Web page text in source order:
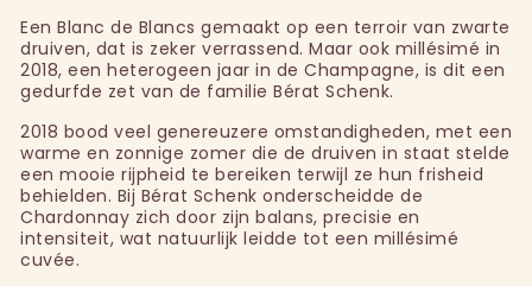
Een Blanc de Blancs gemaakt op een terroir van zwarte
druiven, dat is zeker verrassend. Maar ook millésimé in
2018, een heterogeen jaar in de Champagne, is dit een
gedurfde zet van de familie Bérat Schenk.
2018 bood veel genereuzere omstandigheden, met een
warme en zonnige zomer die de druiven in staat stelde
een mooie rijpheid te bereiken terwijl ze hun frisheid
behielden. Bij Bérat Schenk onderscheidde de
Chardonnay zich door zijn balans, precisie en
intensiteit, wat natuurlijk leidde tot een millésimé
cuvée.